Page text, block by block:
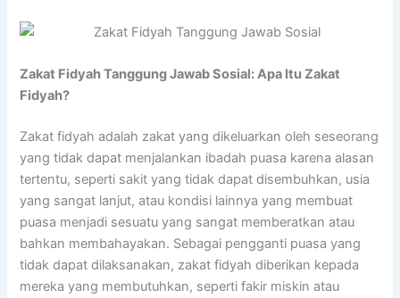
Zakat Fidyah Tanggung Jawab Sosial: Apa Itu Zakat
Fidyah?
Zakat fidyah adalah zakat yang dikeluarkan oleh seseorang
yang tidak dapat menjalankan ibadah puasa karena alasan
tertentu, seperti sakit yang tidak dapat disembuhkan, usia
yang sangat lanjut, atau kondisi lainnya yang membuat
puasa menjadi sesuatu yang sangat memberatkan atau
bahkan membahayakan. Sebagai pengganti puasa yang
tidak dapat dilaksanakan, zakat fidyah diberikan kepada
mereka yang membutuhkan, seperti fakir miskin atau